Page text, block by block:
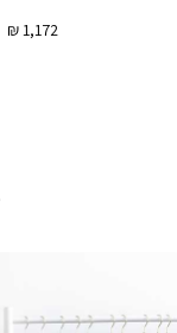
1,172
₪